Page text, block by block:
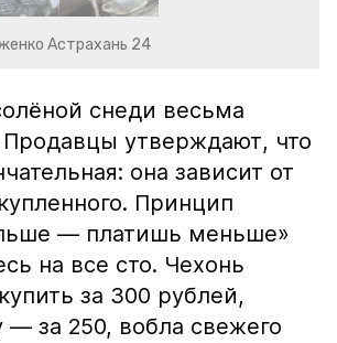
Астрахань 24
снеди весьма
Продавцы утверждают, что
она зависит от
Принцип
— платишь меньше»
на все сто. Чехонь
за 300 рублей,
— за 250, вобла свежего